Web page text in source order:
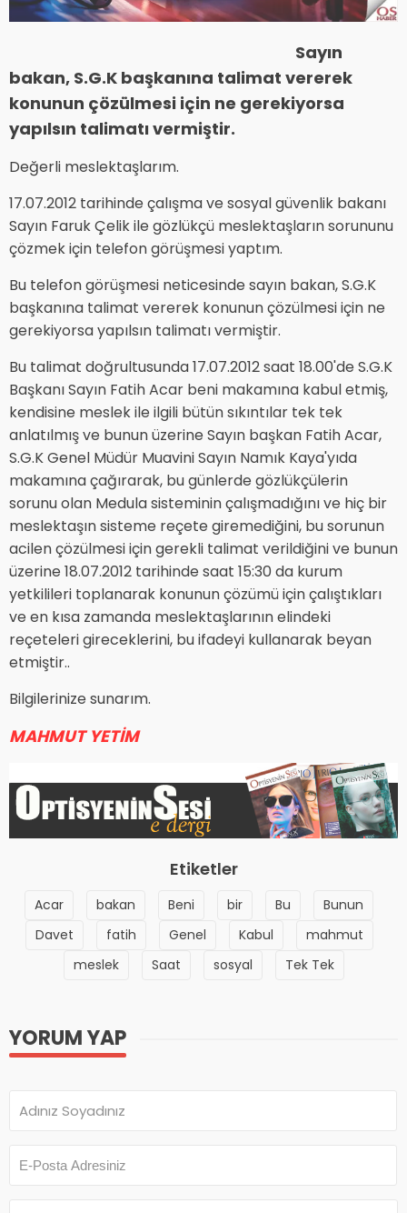
Sayın
bakan, S.G.K başkanına talimat vererek
konunun çözülmesi için ne gerekiyorsa
yapılsın talimatı vermiştir.
Değerli meslektaşlarım.
17.07.2012 tarihinde çalışma ve sosyal güvenlik bakanı
Sayın Faruk Çelik ile gözlükçü meslektaşların sorununu
çözmek için telefon görüşmesi yaptım.
Bu telefon görüşmesi neticesinde sayın bakan, S.G.K
başkanına talimat vererek konunun çözülmesi için ne
gerekiyorsa yapılsın talimatı vermiştir.
Bu talimat doğrultusunda 17.07.2012 saat 18.00'de S.G.K
Başkanı Sayın Fatih Acar beni makamına kabul etmiş,
kendisine meslek ile ilgili bütün sıkıntılar tek tek
anlatılmış ve bunun üzerine Sayın başkan Fatih Acar,
S.G.K Genel Müdür Muavini Sayın Namık Kaya'yıda
makamına çağırarak, bu günlerde gözlükçülerin
sorunu olan Medula sisteminin çalışmadığını ve hiç bir
meslektaşın sisteme reçete giremediğini, bu sorunun
acilen çözülmesi için gerekli talimat verildiğini ve bunun
üzerine 18.07.2012 tarihinde saat 15:30 da kurum
yetkilileri toplanarak konunun çözümü için çalıştıkları
ve en kısa zamanda meslektaşlarının elindeki
reçeteleri gireceklerini, bu ifadeyi kullanarak beyan
etmiştir..
Bilgilerinize sunarım.
MAHMUT YETİM
Etiketler
Acar bakan Beni bir Bu
Bunun
Davet
fatih Genel Kabul
mahmut
meslek
Saat sosyal Tek Tek
YORUM YAP